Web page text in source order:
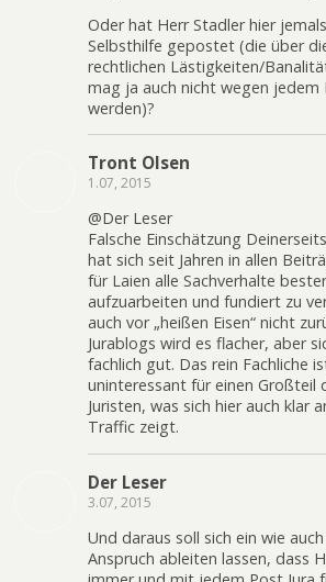
Oder hat Herr Stadler hier
Selbsthilfe gepostet (die über
rechtlichen Lästigkeiten/
mag ja auch nicht wegen
werden)?
Tront Olsen
1.07, 2015
@Der Leser
Falsche Einschätzung
hat sich seit Jahren in allen
für Laien alle Sachverhalte
aufzuarbeiten und fundiert zu
auch vor „heißen Eisen“ nicht
Jurablogs wird es flacher, aber
fachlich gut. Das rein Fachliche
uninteressant für einen Großteil
Juristen, was sich hier auch klar
Traffic zeigt.
Der Leser
3.07, 2015
Und daraus soll sich ein wie
Anspruch ableiten lassen, dass